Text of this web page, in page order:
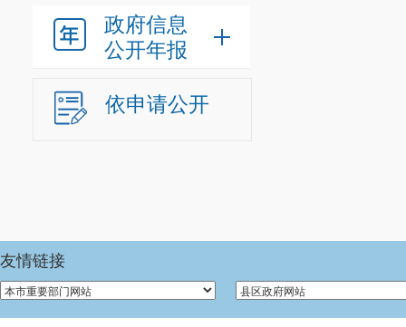
政府信息
公开年报
依申请公开
友情链接